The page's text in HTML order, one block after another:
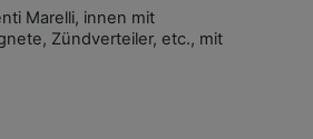
Marelli, innen mit
Zündverteiler, etc., mit